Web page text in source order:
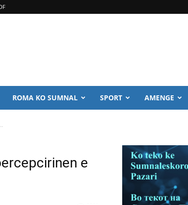
ROMA KO SUMNAL SPORT AMENGE
e